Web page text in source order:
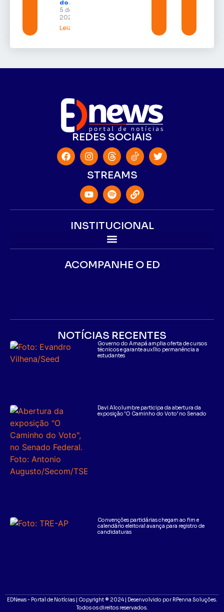
do Amapá
5 de agosto de
2026
Leia mais »
REDES SOCIAIS
STREAMS
INSTITUCIONAL
ACOMPANHE O ED
NOTÍCIAS RECENTES
Governo do Amapá amplia oferta de cursos
técnicos e garante auxílio permanência a
estudantes
Davi Alcolumbre participa da abertura da
exposição ‘O Caminho do Voto’ no Senado
Convenções partidárias chegam ao fim e
calendário eleitoral avança para registro de
candidaturas
EDNews - Portal de Notícias | Copyright ® 2024 | Desenvolvido por RPenna Soluções.
Todos os direitos reservados.